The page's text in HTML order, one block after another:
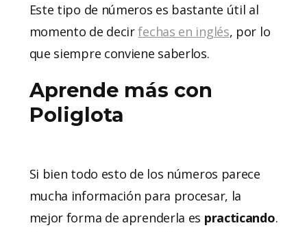
Este tipo de números es bastante útil al
momento de decirfechas en inglés, por lo
que siempre conviene saberlos.
Aprende más con
Poliglota
Si bien todo esto de los números parece
mucha información para procesar, la
mejor forma de aprenderla es practicando.